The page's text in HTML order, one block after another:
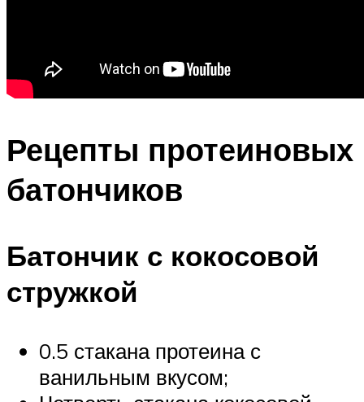
Рецепты протеиновых
батончиков
Батончик с кокосовой
стружкой
0.5 стакана протеина с
ванильным вкусом;